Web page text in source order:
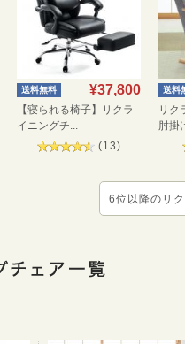
送料無料 ¥37,800
【寝られる椅子】リクラ
イニングチ...
(13)
送料
リク
肘掛
6位以降のリ